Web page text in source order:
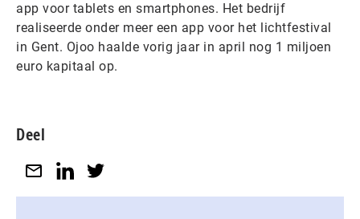
app voor tablets en smartphones. Het bedrijf
realiseerde onder meer een app voor het lichtfestival
in Gent. Ojoo haalde vorig jaar in april nog 1 miljoen
euro kapitaal op.
Deel